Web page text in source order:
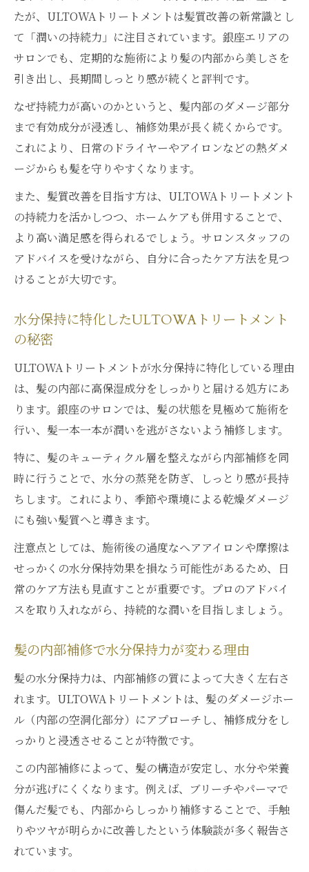
たが、ULTOWAトリートメントは髪質改善の新常識とし
て「潤いの持続力」に注目されています。銀座エリアの
サロンでも、定期的な施術により髪の内部から美しさを
引き出し、長期間しっとり感が続くと評判です。
なぜ持続力が高いのかというと、髪内部のダメージ部分
まで有効成分が浸透し、補修効果が長く続くからです。
これにより、日常のドライヤーやアイロンなどの熱ダメ
ージからも髪を守りやすくなります。
また、髪質改善を目指す方は、ULTOWAトリートメント
の持続力を活かしつつ、ホームケアも併用することで、
より高い満足感を得られるでしょう。サロンスタッフの
アドバイスを受けながら、自分に合ったケア方法を見つ
けることが大切です。
水分保持に特化したULTOWAトリートメント
の秘密
ULTOWAトリートメントが水分保持に特化している理由
は、髪の内部に高保湿成分をしっかりと届ける処方にあ
ります。銀座のサロンでは、髪の状態を見極めて施術を
行い、髪一本一本が潤いを逃がさないよう補修します。
特に、髪のキューティクル層を整えながら内部補修を同
時に行うことで、水分の蒸発を防ぎ、しっとり感が長持
ちします。これにより、季節や環境による乾燥ダメージ
にも強い髪質へと導きます。
注意点としては、施術後の過度なヘアアイロンや摩擦は
せっかくの水分保持効果を損なう可能性があるため、日
常のケア方法も見直すことが重要です。プロのアドバイ
スを取り入れながら、持続的な潤いを目指しましょう。
髪の内部補修で水分保持力が変わる理由
髪の水分保持力は、内部補修の質によって大きく左右さ
れます。ULTOWAトリートメントは、髪のダメージホー
ル（内部の空洞化部分）にアプローチし、補修成分をし
っかりと浸透させることが特徴です。
この内部補修によって、髪の構造が安定し、水分や栄養
分が逃げにくくなります。例えば、ブリーチやパーマで
傷んだ髪でも、内部からしっかり補修することで、手触
りやツヤが明らかに改善したという体験談が多く報告さ
れています。